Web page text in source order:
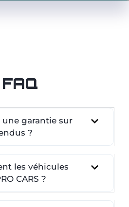
FAQ
une garantie sur
?
les véhicules
CARS ?